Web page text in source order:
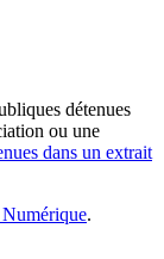
détenues
ou une
dans un extrait
.